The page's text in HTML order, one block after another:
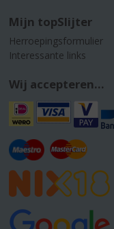
Mijn topSlijter
Herroepingsformulier
Interessante links
Wij accepteren...